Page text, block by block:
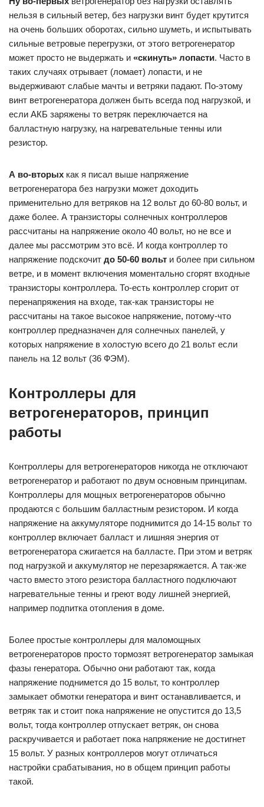
нельзя в сильный ветер, без нагрузки винт будет крутится
на очень больших оборотах, сильно шуметь, и испытывать
сильные ветровые перегрузки, от этого ветрогенератор
может просто не выдержать и «скинуть» лопасти. Часто в
таких случаях отрывает (ломает) лопасти, и не
выдерживают слабые мачты и ветряки падают. По-этому
винт ветрогенератора должен быть всегда под нагрузкой, и
если АКБ заряжены то ветряк переключается на
балластную нагрузку, на нагревательные тенны или
резистор.
А во-вторых как я писал выше напряжение
ветрогенератора без нагрузки может доходить
применительно для ветряков на 12 вольт до 60-80 вольт, и
даже более. А транзисторы солнечных контроллеров
рассчитаны на напряжение около 40 вольт, но не все и
далее мы рассмотрим это всё. И когда контроллер то
напряжение подскочит до 50-60 вольт и более при сильном
ветре, и в момент включения моментально сгорят входные
транзисторы контроллера. То-есть контроллер сгорит от
перенапряжения на входе, так-как транзисторы не
рассчитаны на такое высокое напряжение, потому-что
контроллер предназначен для солнечных панелей, у
которых напряжение в холостую всего до 21 вольт если
панель на 12 вольт (36 ФЭМ).
Контроллеры для
ветрогенераторов, принцип
работы
Контроллеры для ветрогенераторов никогда не отключают
ветрогенератор и работают по двум основным принципам.
Контроллеры для мощных ветрогенераторов обычно
продаются с большим балластным резистором. И когда
напряжение на аккумуляторе поднимится до 14-15 вольт то
контроллер включает балласт и лишняя энергия от
ветрогенератора сжигается на балласте. При этом и ветряк
под нагрузкой и аккумулятор не перезаряжается. А так-же
часто вместо этого резистора балластного подключают
нагревательные тенны и греют воду лишней энергией,
например подпитка отопления в доме.
Более простые контроллеры для маломощных
ветрогенераторов просто тормозят ветрогенератор замыкая
фазы генератора. Обычно они работают так, когда
напряжение поднимется до 15 вольт, то контроллер
замыкает обмотки генератора и винт останавливается, и
ветряк так и стоит пока напряжение не опустится до 13,5
вольт, тогда контроллер отпускает ветряк, он снова
раскручивается и работает пока напряжение не достигнет
15 вольт. У разных контроллеров могут отличаться
настройки срабатывания, но в общем принцип работы
такой.